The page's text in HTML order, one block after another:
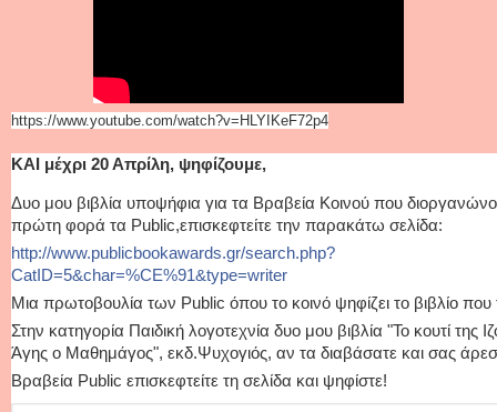
https://www.youtube.com/watch?v=HLYIKeF72p4
ΚΑΙ μέχρι 20 Απρίλη, ψηφίζουμε,
Δυο μου βιβλία υποψήφια για τα Βραβεία Kοινού που
πρώτη φορά τα Public,επισκεφτείτε την παρακάτω σελίδα:
http://www.publicbookawards.gr/search.php?
CatID=5&char=%CE%91&type=writer
Μια πρωτοβουλία των Public όπου το κοινό ψηφίζει το βιβλίο
Στην κατηγορία Παιδική λογοτεχνία δυο μου βιβλία "Το κουτί της
Άγης ο Μαθημάγος", εκδ.Ψυχογιός, αν τα διαβάσατε και σας
Βραβεία Public επισκεφτείτε τη σελίδα και ψηφίστε!